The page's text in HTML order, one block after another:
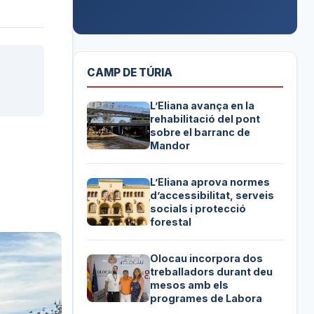
CAMP DE TÚRIA
L’Eliana avança en la
rehabilitació del pont
sobre el barranc de
Mandor
L’Eliana aprova normes
d’accessibilitat, serveis
socials i protecció
forestal
Olocau incorpora dos
treballadors durant deu
mesos amb els
programes de Labora